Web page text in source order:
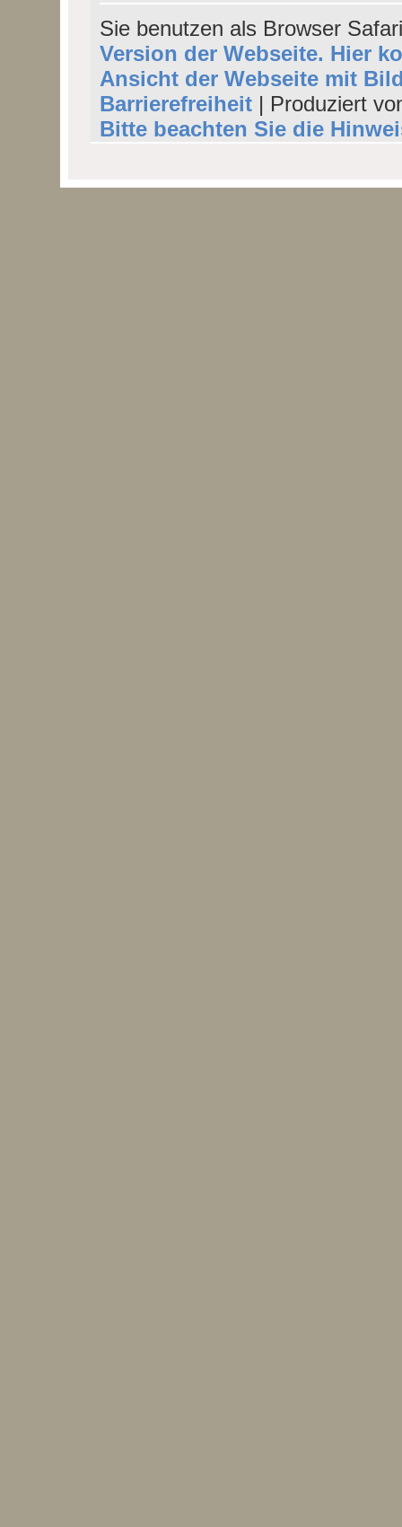
Sie benutzen als Browser
Version der Webseite. Hier
Ansicht der Webseite mit
Barrierefreiheit | Produziert
Bitte beachten Sie die